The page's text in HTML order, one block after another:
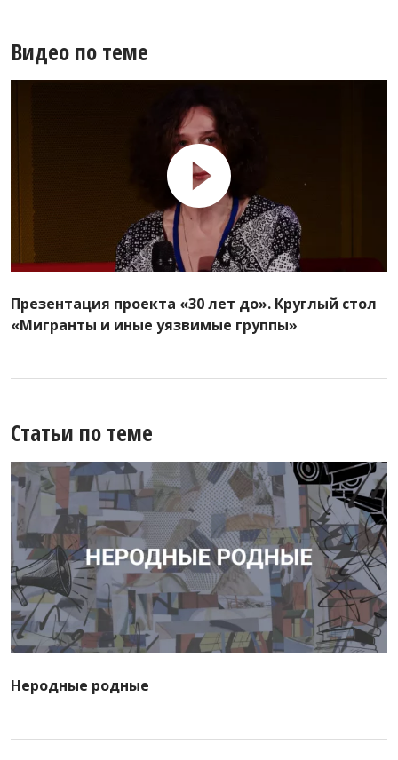
Видео по теме
Презентация проекта «30 лет до». Круглый стол
«Мигранты и иные уязвимые группы»
Статьи по теме
Неродные родные